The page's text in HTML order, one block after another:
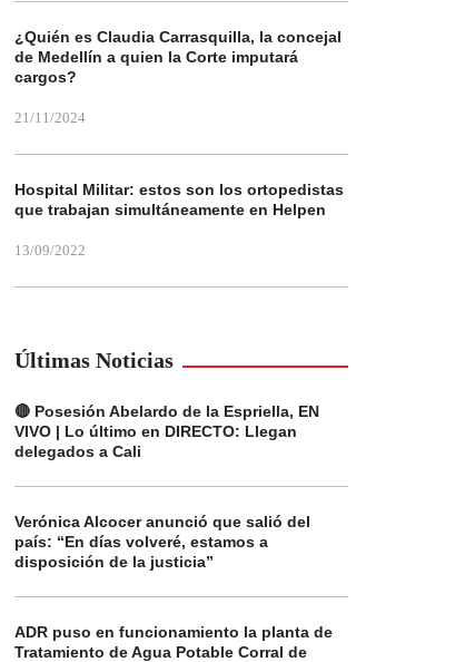
¿Quién es Claudia Carrasquilla, la concejal
de Medellín a quien la Corte imputará
cargos?
21/11/2024
Hospital Militar: estos son los ortopedistas
que trabajan simultáneamente en Helpen
13/09/2022
Últimas Noticias
🔴 Posesión Abelardo de la Espriella, EN
VIVO | Lo último en DIRECTO: Llegan
delegados a Cali
Verónica Alcocer anunció que salió del
país: “En días volveré, estamos a
disposición de la justicia”
ADR puso en funcionamiento la planta de
Tratamiento de Agua Potable Corral de